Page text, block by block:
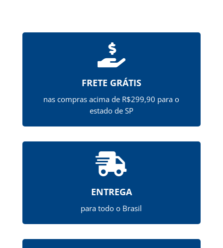

FRETE GRÁTIS
nas compras acima de R$299,90 para o
estado de SP

ENTREGA
para todo o Brasil